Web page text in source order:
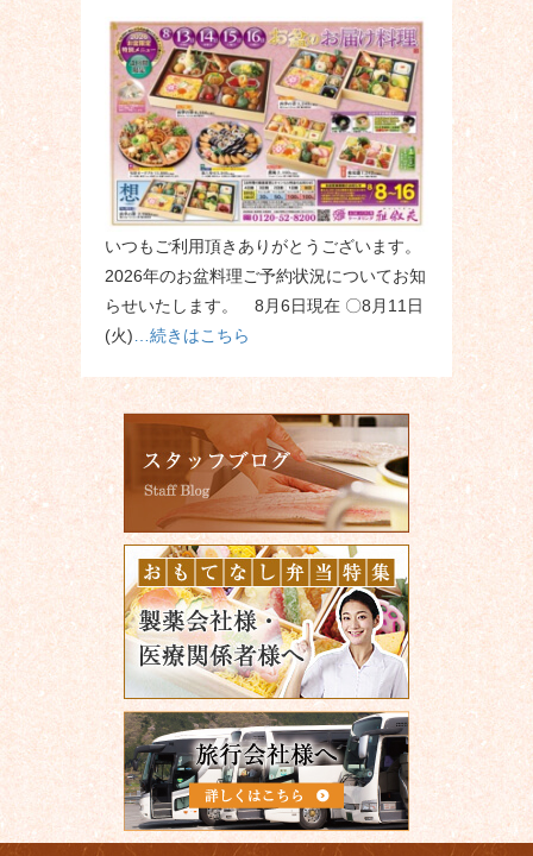
いつもご利用頂きありがとうございます。
2026年のお盆料理ご予約状況についてお知
らせいたします。 8月6日現在 〇8月11日
(火) …続きはこちら